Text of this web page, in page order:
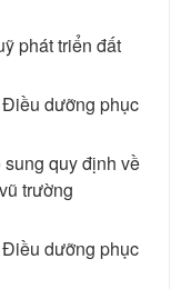
phát triển đất
dưỡng phục
quy định về
trường
dưỡng phục